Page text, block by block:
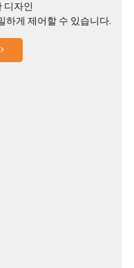
디자인
하게 제어할 수 있습니다.